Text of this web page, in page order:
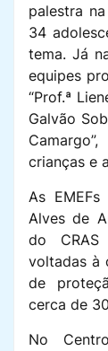
palestra
34
tema. Já
equipes
“Prof.ª
Galvão
crianças e
As EMEFs
Alves de
do CRAS
voltadas à
de
cerca de
No